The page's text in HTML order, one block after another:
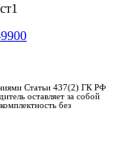
Статьи 437(2) ГК РФ
оставляет за собой
без